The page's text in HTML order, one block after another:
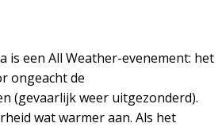
is een All Weather-evenement: het
ongeacht de
(gevaarlijk weer uitgezonderd).
wat warmer aan. Als het